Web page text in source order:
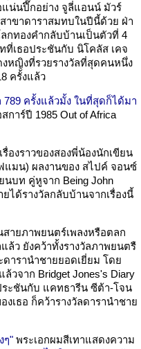
น่นปึ๊กอย่าง จูลี่แอนน์ มัวร์
าขาดาราสมทบในปีนี้ด้วย ฝ่า
กทองคำกลับบ้านเป็นตัวที่ 4
ที่เธอประชันกับ นิโคลัส เคจ
งหญิงที่รวยรางวัลที่สุดคนหนึ่ง
ครั้งแล้ว
ครั้งแล้วมั้ง ในที่สุดก็ได้มา
การ์ปี 1985 Out of Africa
องราวของสองพี่น้องนักเขียน
มน) ผลงานของ สไปค์ จอนซ์
บท คู่หูจาก Being John
ได้รางวัลกลับบ้านจากเรื่องนี้
สายภาพยนตร์เพลงหรือตลก
ล้ว ยังคว้าทั้งรางวัลภาพยนตรื
ารานำชายยอดเยี่ยม โดย
ล้วจาก Bridget Jones's Diary
ระชันกับ แคทธารีน ซีต้า-โจน
เธอ ก็คว้ารางวัลดารานำชาย
ๆ" พระเอกผมสีเทาแสดงความ